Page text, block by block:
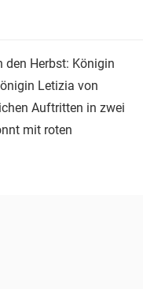
den Herbst: Königin
Letizia von
Auftritten in zwei
mit roten